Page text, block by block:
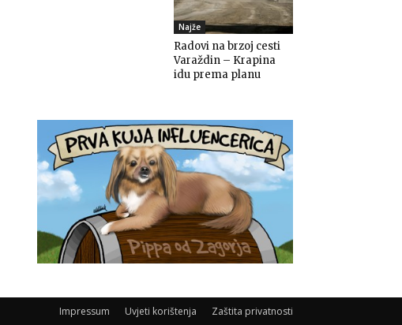
Najže
Radovi na brzoj cesti
Varaždin – Krapina
idu prema planu
Impressum Uvjeti korištenja Zaštita privatnosti